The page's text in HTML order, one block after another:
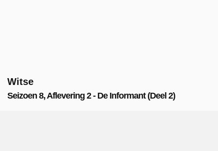
Witse
Seizoen 8, Aflevering 2 - De Informant (Deel 2)